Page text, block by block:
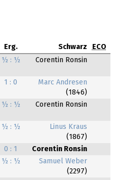
Erg. Schwarz
ECO
½ : ½ Corentin Ronsin
1 : 0
Marc Andresen
(1846)
½ : ½ Corentin Ronsin
½ : ½
Linus Kraus
(1867)
0 : 1
Corentin Ronsin
½ : ½
Samuel Weber
(2297)